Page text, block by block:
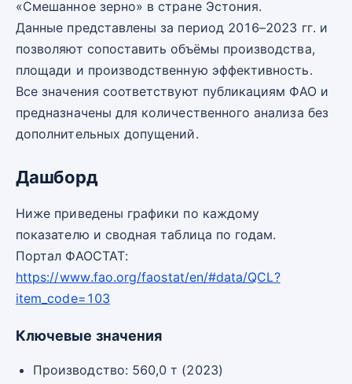
«Смешанное зерно» в стране Эстония.
Данные представлены за период 2016–2023 гг. и
позволяют сопоставить объёмы производства,
площади и производственную эффективность.
Все значения соответствуют публикациям ФАО и
предназначены для количественного анализа без
дополнительных допущений.
Дашборд
Ниже приведены графики по каждому
показателю и сводная таблица по годам.
Портал ФАОСТАТ:
https://www.fao.org/faostat/en/#data/QCL?
item_code=103
Ключевые значения
Производство: 560,0 т (2023)